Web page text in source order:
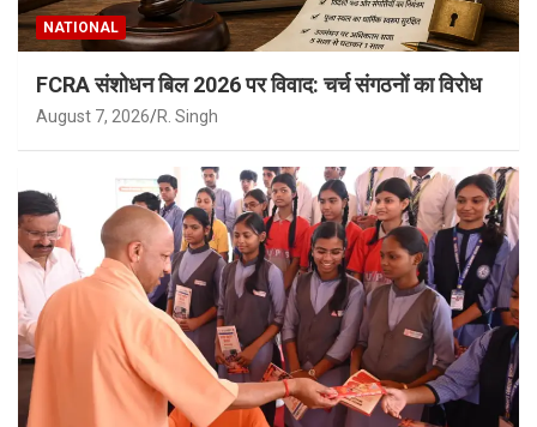
NATIONAL
FCRA संशोधन बिल 2026 पर विवाद: चर्च संगठनों का विरोध
August 7, 2026 R. Singh